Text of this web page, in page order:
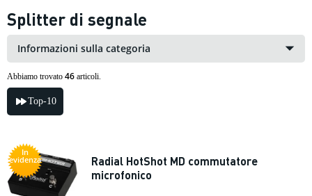
Splitter di segnale
Informazioni sulla categoria
Abbiamo trovato 46 articoli.
Top-10
In
evidenza
Radial HotShot MD commutatore
microfonico